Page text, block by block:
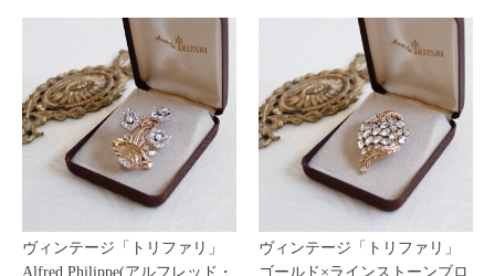
ヴィンテージ「トリファリ」
Alfred Philippe(アルフレッド・
ヴィンテージ「トリファリ」
ゴールド×ラインストーンブロ